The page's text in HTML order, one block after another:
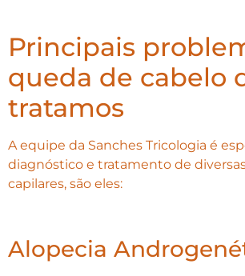
Principais
queda de cabelo
tratamos
A equipe da Sanches Tricologia é
diagnóstico e tratamento de
capilares, são eles:
Alopecia